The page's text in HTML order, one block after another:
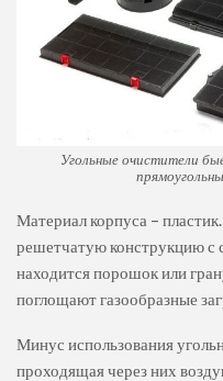
Угольные очистители
Материал корпуса –
решетчатую конструкцию с
находится порошок или
поглощают газообразные
Минус использования
проходящая через них